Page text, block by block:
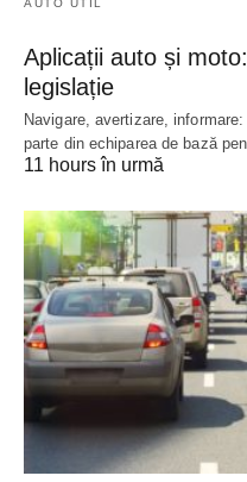
Aplicații auto și
legislație
Navigare, avertizare,
parte din echiparea de bază
11 hours în urmă